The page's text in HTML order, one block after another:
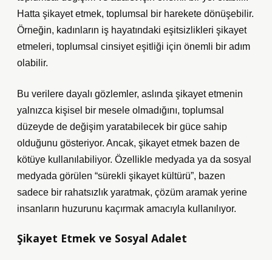
Hatta şikayet etmek, toplumsal bir harekete dönüşebilir.
Örneğin, kadınların iş hayatındaki eşitsizlikleri şikayet
etmeleri, toplumsal cinsiyet eşitliği için önemli bir adım
olabilir.
Bu verilere dayalı gözlemler, aslında şikayet etmenin
yalnızca kişisel bir mesele olmadığını, toplumsal
düzeyde de değişim yaratabilecek bir güce sahip
olduğunu gösteriyor. Ancak, şikayet etmek bazen de
kötüye kullanılabiliyor. Özellikle medyada ya da sosyal
medyada görülen “sürekli şikayet kültürü”, bazen
sadece bir rahatsızlık yaratmak, çözüm aramak yerine
insanların huzurunu kaçırmak amacıyla kullanılıyor.
Şikayet Etmek ve Sosyal Adalet